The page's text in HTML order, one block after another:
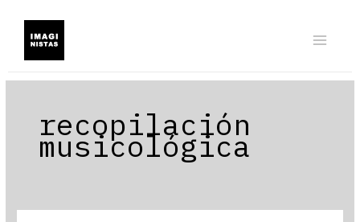
contenido
recopilación
musicológica